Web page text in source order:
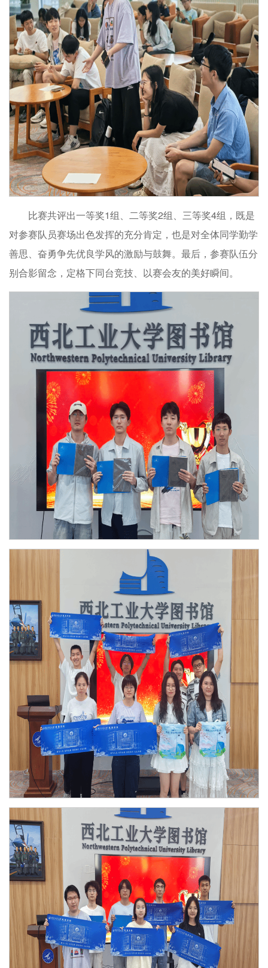
比赛共评出一等奖1组、二等奖2组、三等奖4组，既是
对参赛队员赛场出色发挥的充分肯定，也是对全体同学勤学
善思、奋勇争先优良学风的激励与鼓舞。最后，参赛队伍分
别合影留念，定格下同台竞技、以赛会友的美好瞬间。